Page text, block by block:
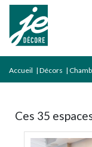
Accueil | Décors |
Ces 35